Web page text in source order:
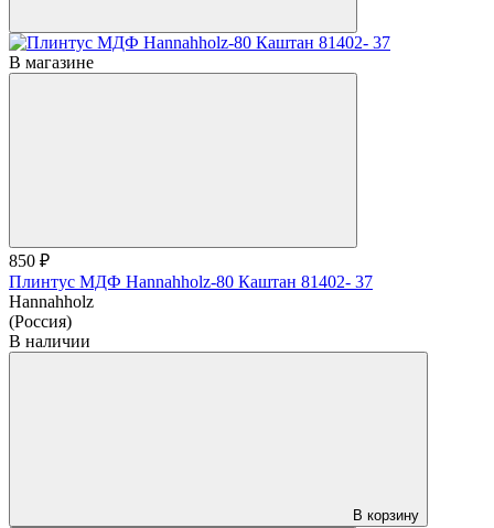
В магазине
850 ₽
Плинтус МДФ Hannahholz-80 Каштан 81402- 37
Hannahholz
(Россия)
В наличии
В корзину